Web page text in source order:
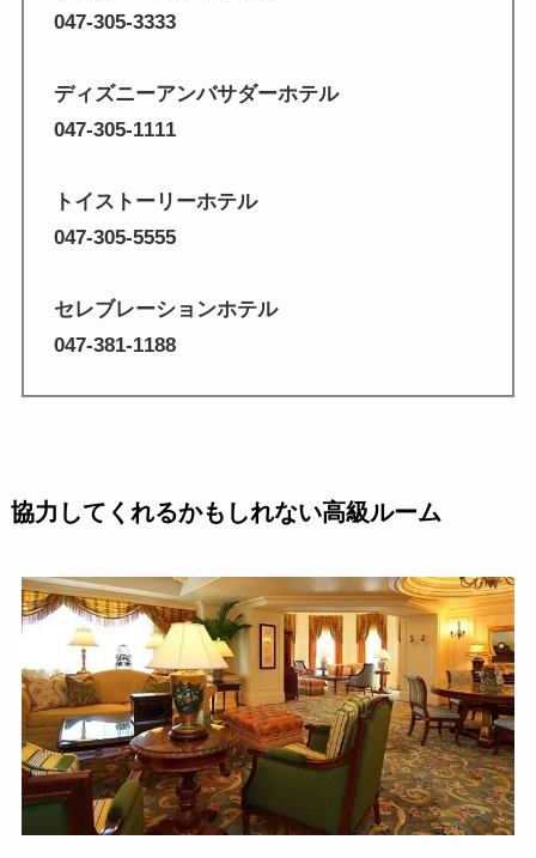
047-305-3333
ディズニーアンバサダーホテル
047-305-1111
トイストーリーホテル
047-305-5555
セレブレーションホテル
047-381-1188
協力してくれるかもしれない高級ルーム